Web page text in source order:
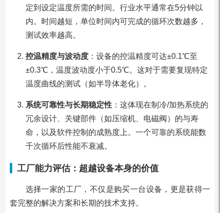
定到设定温度所需的时间。行业水平通常在5分钟以
内。时间越短，单位时间内可完成的循环次数越多，
测试效率越高。
控温精度与波动度：设备的控温精度可达±0.1℃至
±0.3℃，温度波动度小于0.5℃。这对于需要复现特定
温度曲线的测试（如半导体老化）。
系统可靠性与长期稳定性：这体现在制冷/加热系统的
冗余设计、关键部件（如压缩机、电磁阀）的与寿
命，以及软件控制的成熟度上。一个可靠的系统能数
千次循环后性能不衰减。
工厂能力评估：超越设备本身的价值
选择一家的工厂，不仅是购买一台设备，更是获得一
套完整的解决方案和长期的技术支持。